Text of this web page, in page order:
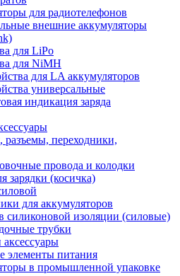
для радиотелефонов
внешние аккумуляторы
для LiPo
для NiMH
для LA аккумуляторов
универсальные
индикация заряда
разъемы, переходники,
провода и колодки
зарядки (косичка)
для аккумуляторов
силиконовой изоляции (силовые)
трубки
питания
в промышленной упаковке